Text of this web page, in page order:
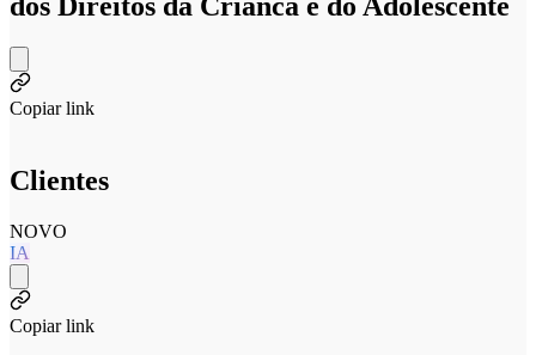
Copiar link
Clientes
NOVO
IA
Copiar link